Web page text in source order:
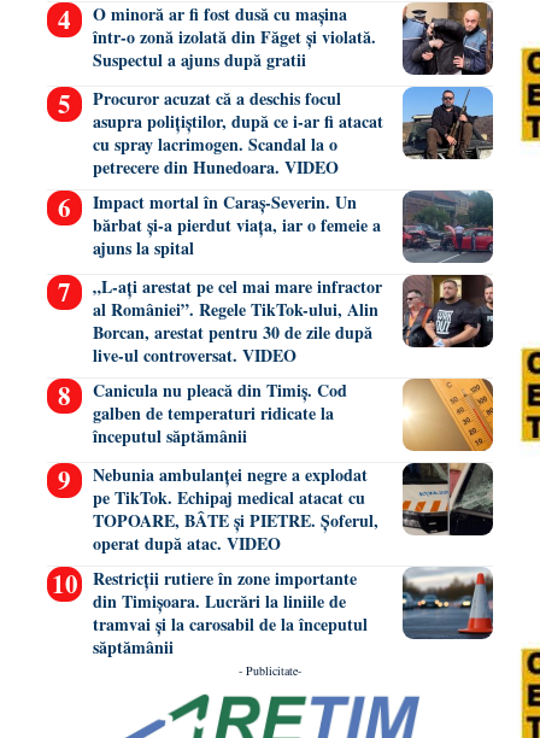
O minoră ar fi fost dusă cu mașina
într-o zonă izolată din Făget și violată.
Suspectul a ajuns după gratii
Procuror acuzat că a deschis focul
asupra polițiștilor, după ce i-ar fi atacat
cu spray lacrimogen. Scandal la o
petrecere din Hunedoara. VIDEO
Impact mortal în Caraș-Severin. Un
bărbat și-a pierdut viața, iar o femeie a
ajuns la spital
„L-ați arestat pe cel mai mare infractor
al României”. Regele TikTok-ului, Alin
Borcan, arestat pentru 30 de zile după
live-ul controversat. VIDEO
Canicula nu pleacă din Timiș. Cod
galben de temperaturi ridicate la
începutul săptămânii
Nebunia ambulanței negre a explodat
pe TikTok. Echipaj medical atacat cu
TOPOARE, BÂTE și PIETRE. Șoferul,
operat după atac. VIDEO
Restricții rutiere în zone importante
din Timișoara. Lucrări la liniile de
tramvai și la carosabil de la începutul
săptămânii
- Publicitate-